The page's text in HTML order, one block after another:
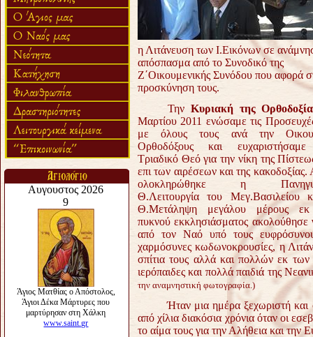
η Λιτάνευση των Ι.Εικόνων σε
απόσπασμα από το Συνοδικό της
Ζ΄Οικουμενικής Συνόδου που αφορά
προσκύνηση τους.
Την Κυριακή της
Μαρτίου 2011 ενώσαμε τις
με όλους τους ανά την
Ορθοδόξους και
Τριαδικό Θεό για την νίκη της
επι των αιρέσεων και της
ολοκληρώθηκε η
Θ.Λειτουργία του Μεγ.Βασιλείου
Θ.Μετάληψη μεγάλου μέρους
πυκνού εκκλησιάσματος ακολούθησε
από τον Ναό υπό τους
χαρμόσυνες κωδωνοκρουσίες, η
σπίτια τους αλλά και πολλών εκ
ιερόπαιδες και πολλά παιδιά της
την αναμνηστική φωτογραφία.)
Ήταν μια ημέρα ξεχωριστή και
από χίλια διακόσια χρόνια όταν οι
το αίμα τους για την Αλήθεια και την